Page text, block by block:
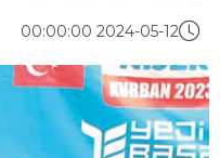
2024-05-12 00:00:00